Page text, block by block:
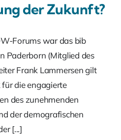
der Zukunft?
Forums war das bib
Paderborn (Mitglied des
Frank Lammersen gilt
die engagierte
des zunehmenden
der demografischen
[...]